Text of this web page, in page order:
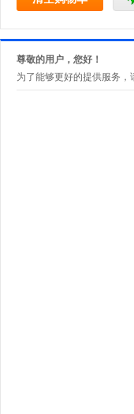
尊敬的用户，您好！
为了能够更好的提供服务